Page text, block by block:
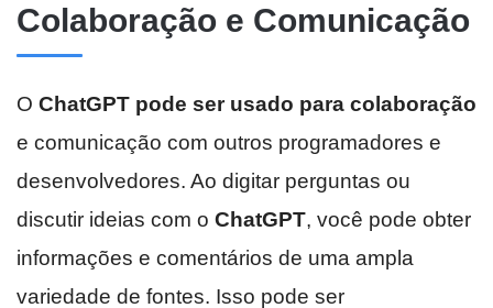
Colaboração e Comunicação
O ChatGPT pode ser usado para colaboração
e comunicação com outros programadores e
desenvolvedores. Ao digitar perguntas ou
discutir ideias com o ChatGPT, você pode obter
informações e comentários de uma ampla
variedade de fontes. Isso pode ser